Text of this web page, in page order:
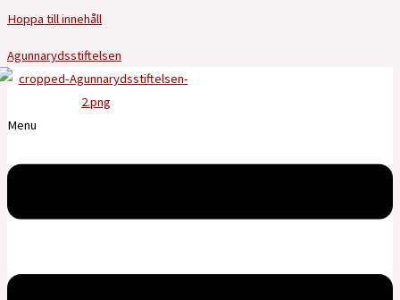
Hoppa till innehåll
Agunnarydsstiftelsen
Menu